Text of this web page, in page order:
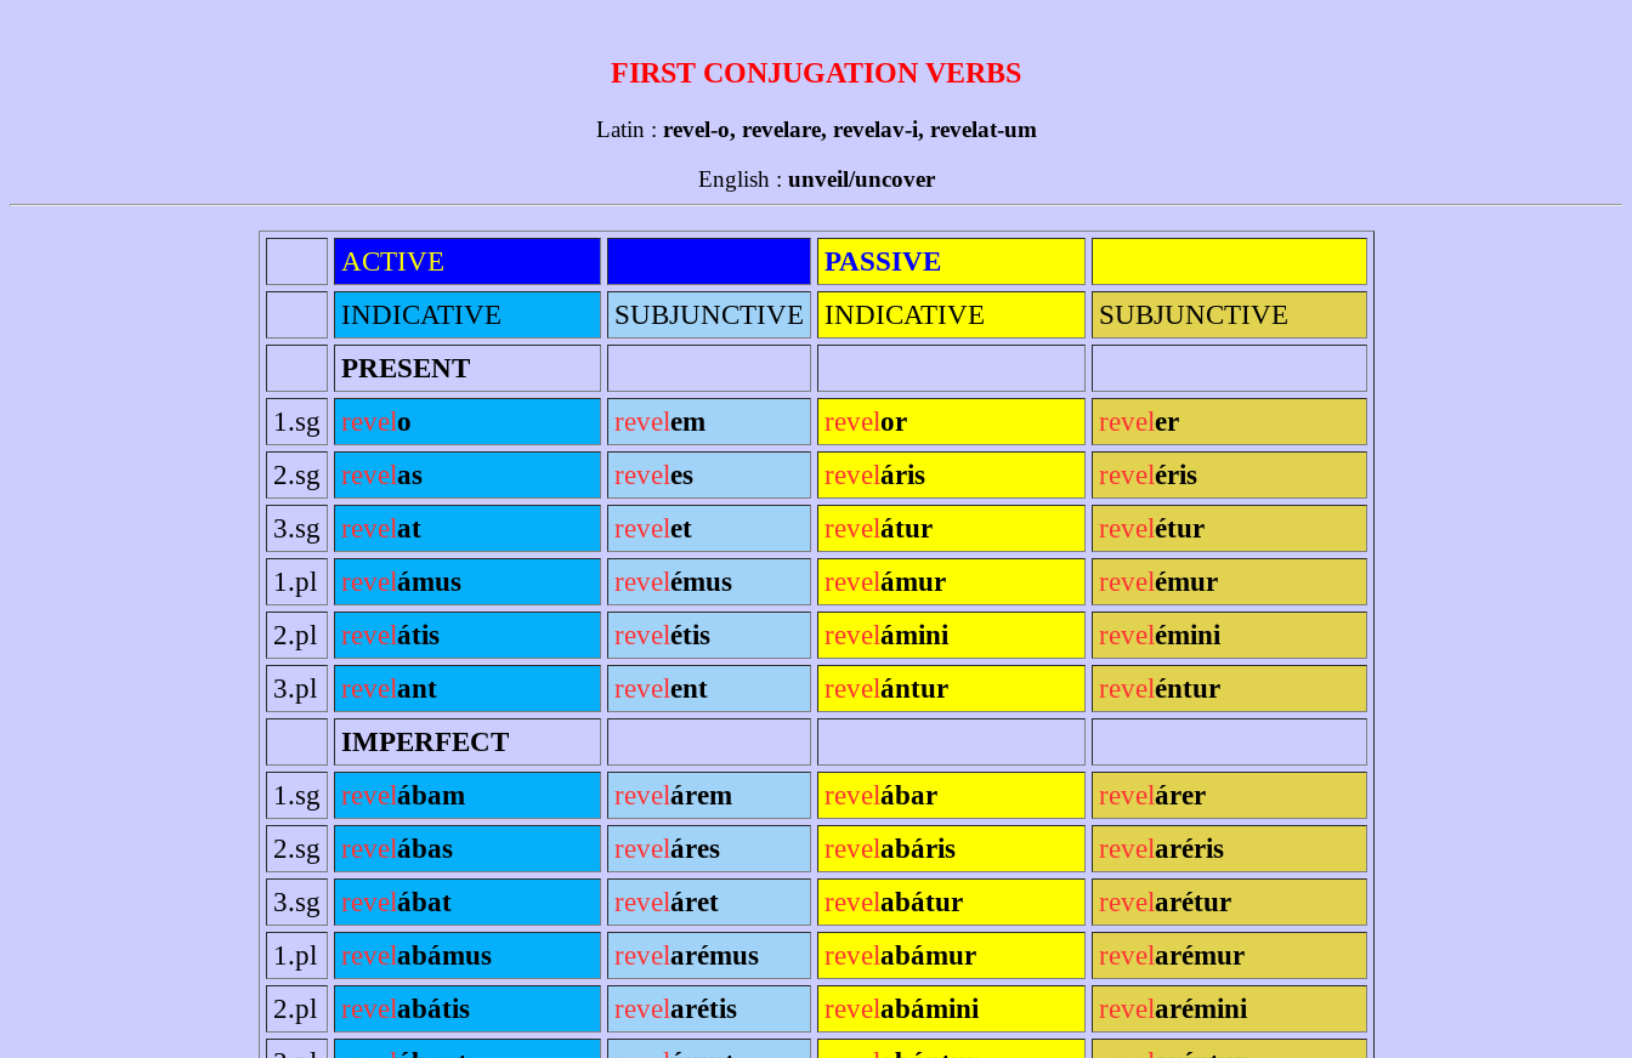
FIRST CONJUGATION VERBS
Latin : revel-o, revelare, revelav-i, revelat-um
English : unveil/uncover
ACTIVE
PASSIVE
INDICATIVE
SUBJUNCTIVE INDICATIVE
SUBJUNCTIVE
PRESENT
1.sg
revelo revelem revelor reveler
2.sg
revelas reveles reveláris reveléris
3.sg
revelat revelet revelátur revelétur
1.pl
revelámus revelémus revelámur revelémur
2.pl
revelátis revelétis revelámini revelémini
3.pl
revelant revelent revelántur reveléntur
IMPERFECT
1.sg
revelábam revelárem revelábar revelárer
2.sg
revelábas reveláres revelabáris revelaréris
3.sg
revelábat reveláret revelabátur revelarétur
1.pl
revelabámus revelarémus revelabámur revelarémur
2.pl
revelabátis revelarétis revelabámini revelarémini